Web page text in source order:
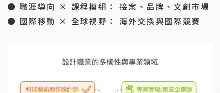
● 職涯導向 × 課程模組： 接案、品牌、文創市場
● 國際移動 × 全球視野： 海外交換與國際競賽